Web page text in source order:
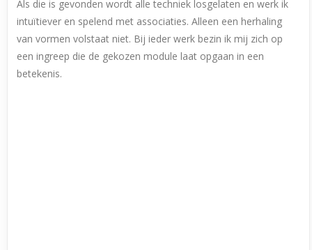
Als die is gevonden wordt alle techniek losgelaten en werk ik
intuïtiever en spelend met associaties. Alleen een herhaling
van vormen volstaat niet. Bij ieder werk bezin ik mij zich op
een ingreep die de gekozen module laat opgaan in een
betekenis.